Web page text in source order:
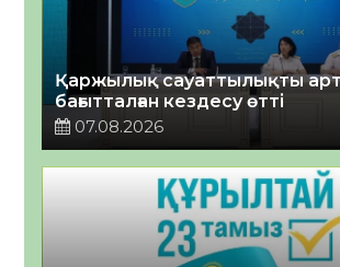
Қаржылық сауаттылықты
бағытталған кездесу өтті
07.08.2026